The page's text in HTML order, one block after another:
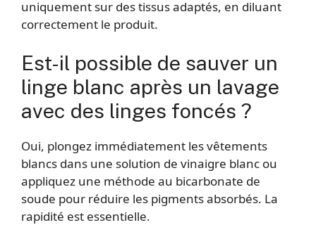
uniquement sur des tissus adaptés, en diluant
correctement le produit.
Est-il possible de sauver un
linge blanc après un lavage
avec des linges foncés ?
Oui, plongez immédiatement les vêtements
blancs dans une solution de vinaigre blanc ou
appliquez une méthode au bicarbonate de
soude pour réduire les pigments absorbés. La
rapidité est essentielle.